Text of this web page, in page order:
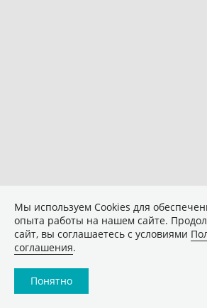
Мы используем Сookies для
опыта работы на нашем сайте.
сайт, вы соглашаетесь с условиями
соглашения.
Понятно